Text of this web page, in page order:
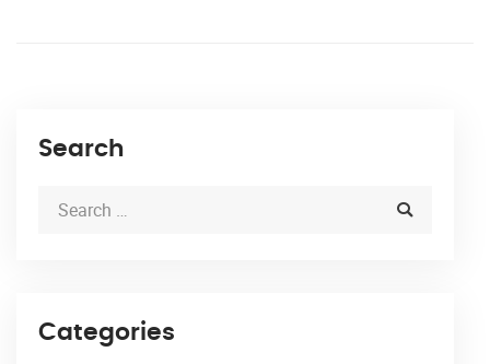
Search
Categories